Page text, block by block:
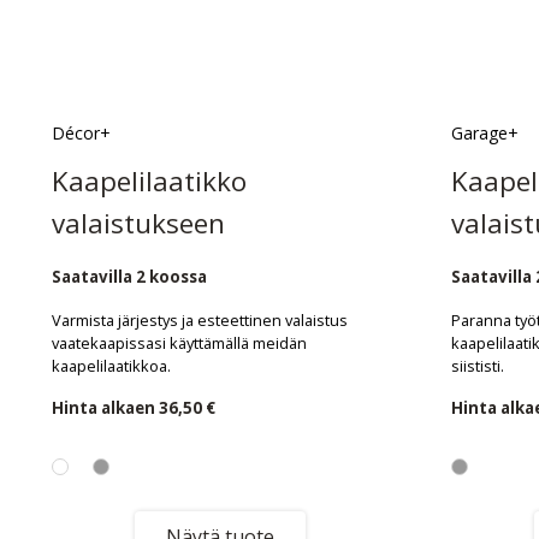
Décor+
Kaapelilaatikko
valaistukseen
Saatavilla 2 koossa
Varmista järjestys ja esteettinen valaistus
vaatekaapissasi käyttämällä meidän
kaapelilaatikkoa.
Hinta alkaen 36,50 €
Garage+
Saatavilla
Paranna
siististi.
Hinta